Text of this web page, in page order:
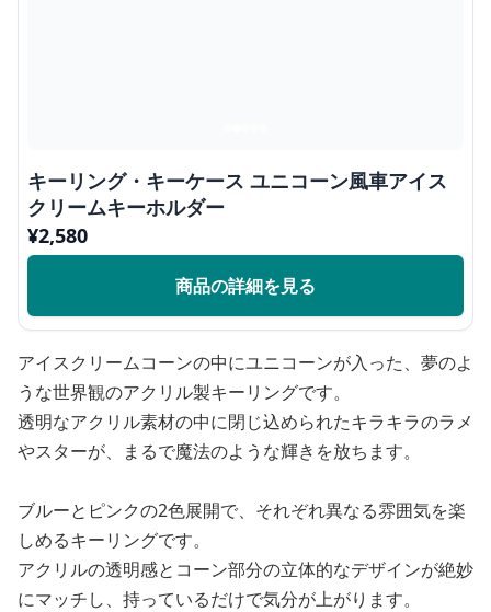
キーリング・キーケース ユニコーン風車アイス
クリームキーホルダー
¥2,580
商品の詳細を見る
アイスクリームコーンの中にユニコーンが入った、夢のよ
うな世界観のアクリル製キーリングです。
透明なアクリル素材の中に閉じ込められたキラキラのラメ
やスターが、まるで魔法のような輝きを放ちます。
ブルーとピンクの2色展開で、それぞれ異なる雰囲気を楽
しめるキーリングです。
アクリルの透明感とコーン部分の立体的なデザインが絶妙
にマッチし、持っているだけで気分が上がります。